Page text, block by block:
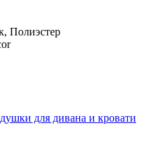
Полиэстер
для дивана и кровати